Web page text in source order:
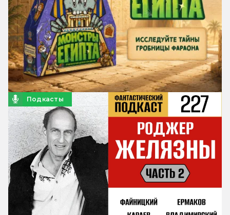
Подкасты